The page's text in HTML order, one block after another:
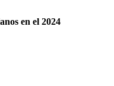
en el 2024